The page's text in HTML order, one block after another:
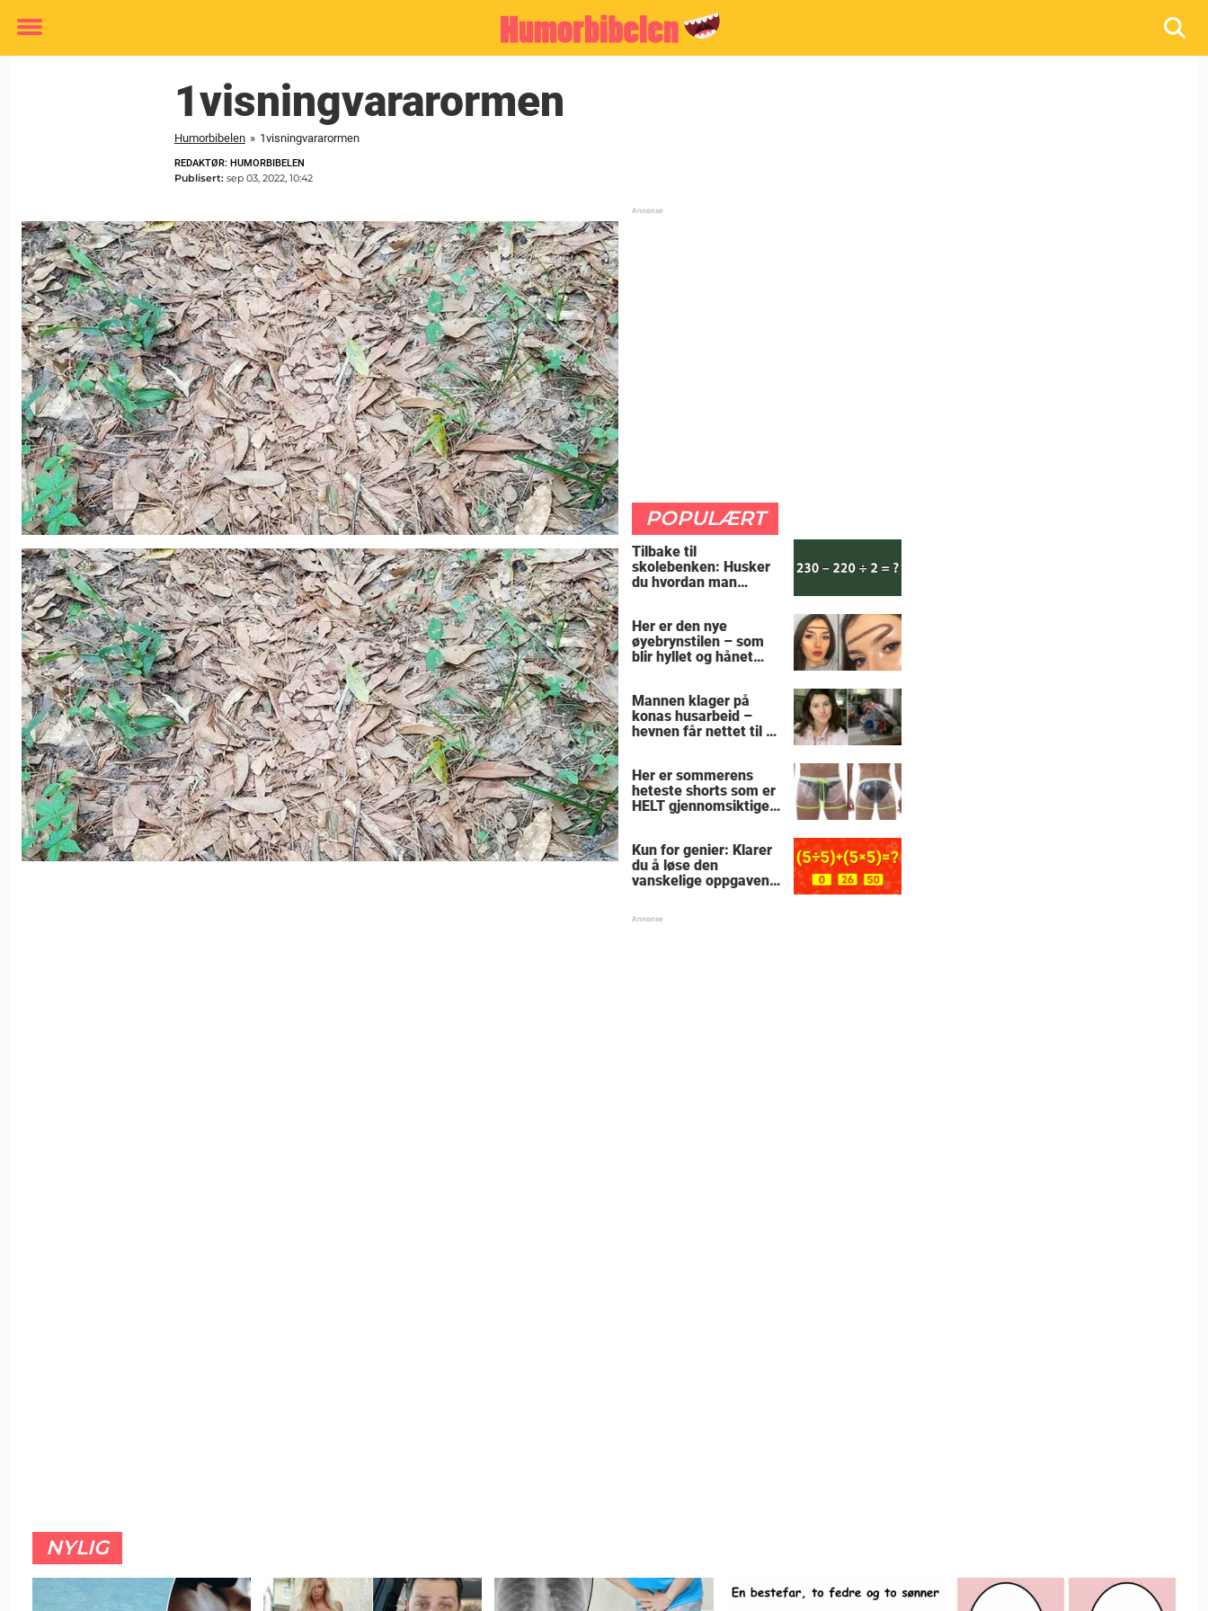
Toggle
1visningvararormen
Humorbibelen » 1visningvararormen
REDAKTØR: HUMORBIBELEN
Publisert: sep 03, 2022, 10:42
POPULÆRT
Tilbake til
skolebenken: Husker
du hvordan man
Her er den nye
øyebrynstilen – som
blir hyllet og hånet
Mannen klager på
konas husarbeid –
hevnen får nettet til å
Her er sommerens
heteste shorts som er
HELT gjennomsiktige
Kun for genier: Klarer
du å løse den
vanskelige oppgaven
NYLIG